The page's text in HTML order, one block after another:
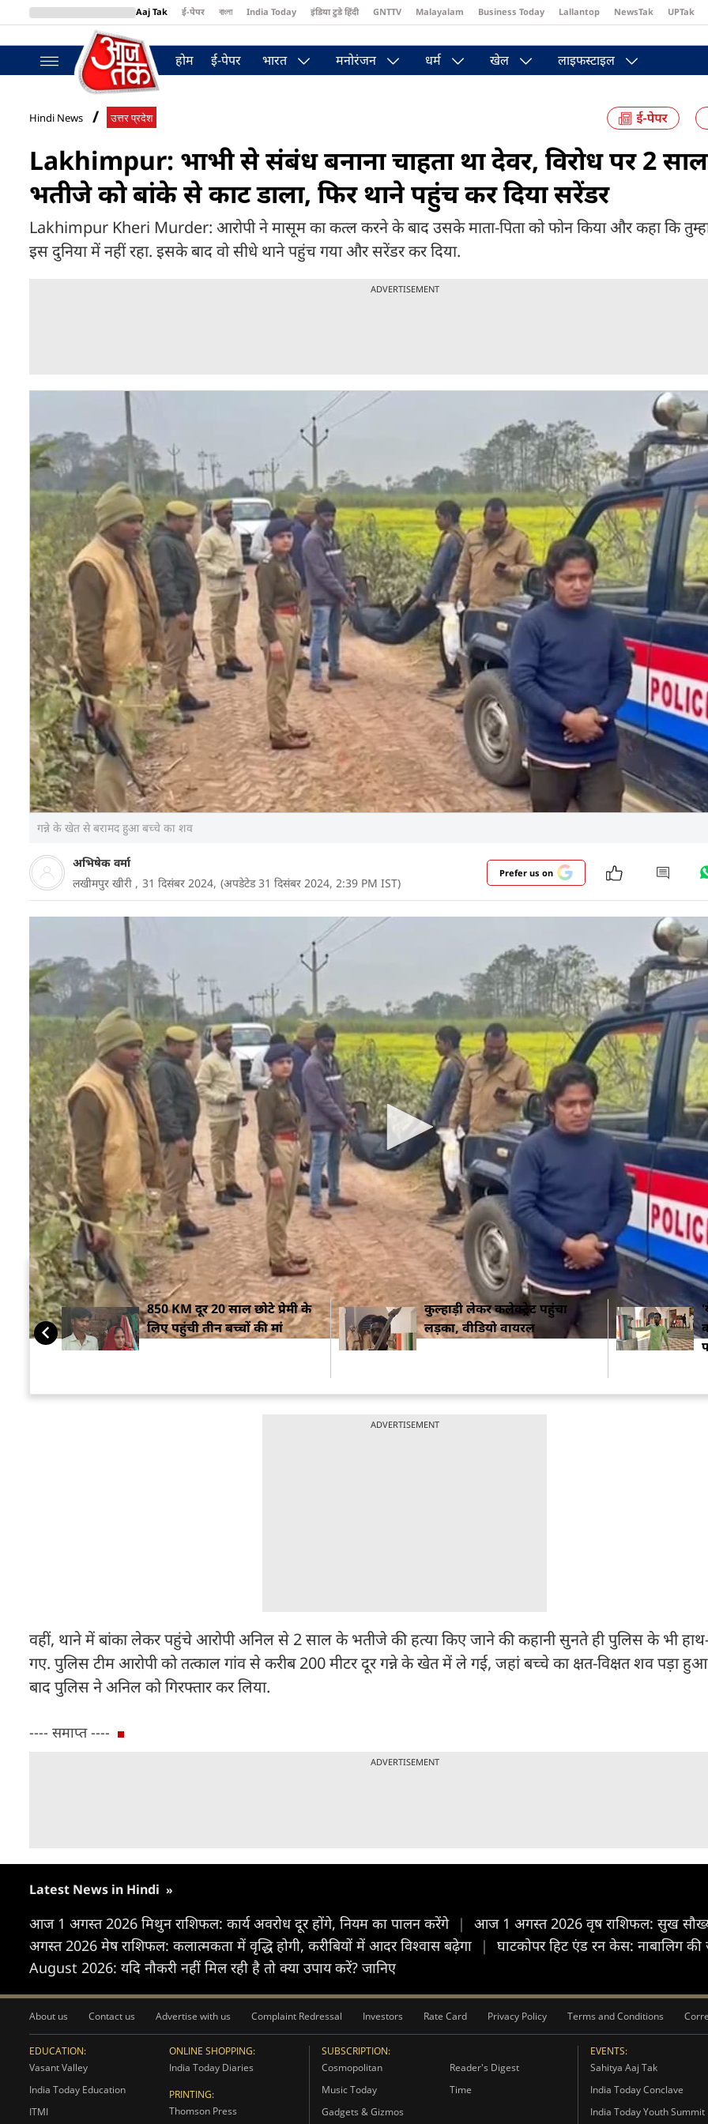
Aaj Tak ई-पेपर বাংলা India Today इंडिया टुडे हिंदी GNTTV Malayalam Business Today Lallantop NewsTak UPTak
BT Bazaar
होम ई-पेपर भारत मनोरंजन धर्म खेल लाइफस्टाइल
Hindi News उत्तर प्रदेश
Lakhimpur: भाभी से संबंध बनाना चाहता था देवर, विरोध पर 2
भतीजे को बांके से काट डाला, फिर थाने पहुंच कर दिया सरेंडर
Lakhimpur Kheri Murder: आरोपी ने मासूम का कत्ल करने के बाद उसके माता-पिता को फोन किया और कहा कि
इस दुनिया में नहीं रहा. इसके बाद वो सीधे थाने पहुंच गया और सरेंडर कर दिया.
ADVERTISEMENT
गन्ने के खेत से बरामद हुआ बच्चे का शव
अभिषेक वर्मा
लखीमपुर खीरी , 31 दिसंबर 2024, (अपडेटेड 31 दिसंबर 2024, 2:39 PM IST)
Prefer us on
यूपी के लखीमपुर खीरी जिले में एक देवर ने अपनी भाभी के 2 साल बेटे को बांके से काट डाला. मासूम का कत्ल करने के बाद
थाने पहुंच गया और अपने आपको पुलिस के हवाले कर दिया. वारदात को अंजाम देने के पीछे की जो वजह सामने आई उसे
कोई सन्न रह गया. आइए जानते हैं पूरी कहानी...
और पढ़ें
दरअसल, पूरा मामलालखीमपुर खीरीजिले के निघासन थाना क्षेत्र के एक कस्बे का है, जहां शराब के नशे का आदी अनिल
गलत नजर रखता था. वह उसके साथ जबरन संबंध बनाना चाहता था. जब भाभी ने इसका विरोध किया तो उसने धमकी देते
इसका अंजाम बहुत बुरा होगा.
अगली सुबह अनिल अपने भाई-भाभी के 2 साल के बेटे हिमांशु को टॉफी दिलाने के बहाने घर से बाहर ले गया. मगर करीब
जाने के बाद गन्ने के खेत में हिमांशु की बांके से काटकर हत्या कर दी फिर बांका लेकर थाने पहुंच गया और पुलिस को सारी बात
इससे पहले उसने हत्या करने की जानकारी अपने सगे भाई कौशल को भी फोन पर दे दी थी. अनिल ने कहा कि तुम्हारा
दुनिया में नहीं है. बच्चे की हत्या की जानकारी होते ही पिता कौशल और मां का रो-रो कर होकर बुरा हाल हो गया. वह लोग
पहुंचे.
सम्बंधित ख़बरें
850 KM दूर 20 साल छोटे प्रेमी के
लिए पहुंची तीन बच्चों की मां
कुल्हाड़ी लेकर कलेक्ट्रेट पहुंचा
लड़का, वीडियो वायरल
ADVERTISEMENT
वहीं, थाने में बांका लेकर पहुंचे आरोपी अनिल से 2 साल के भतीजे की हत्या किए जाने की कहानी सुनते ही पुलिस के भी
गए. पुलिस टीम आरोपी को तत्काल गांव से करीब 200 मीटर दूर गन्ने के खेत में ले गई, जहां बच्चे का क्षत-विक्षत शव पड़ा
बाद पुलिस ने अनिल को गिरफ्तार कर लिया.
---- समाप्त ----
ADVERTISEMENT
Latest News in Hindi »
आज 1 अगस्त 2026 मिथुन राशिफल: कार्य अवरोध दूर होंगे, नियम का पालन करेंगे | आज 1 अगस्त 2026 वृष राशिफल: सुख सौख्य
अगस्त 2026 मेष राशिफल: कलात्मकता में वृद्धि होगी, करीबियों में आदर विश्वास बढ़ेगा
| घाटकोपर हिट एंड रन केस: नाबालिग
August 2026: यदि नौकरी नहीं मिल रही है तो क्या उपाय करें? जानिए
About us Contact us Advertise with us Complaint Redressal Investors Rate Card Privacy Policy Terms and Conditions
EDUCATION:
Vasant Valley
India Today Education
ITMI
ONLINE SHOPPING:
India Today Diaries
PRINTING:
Thomson Press
SUBSCRIPTION:
Cosmopolitan
Reader's Digest
Music Today
Time
Gadgets & Gizmos
EVENTS:
Sahitya Aaj Tak
India Today Conclave
India Today Youth Summit